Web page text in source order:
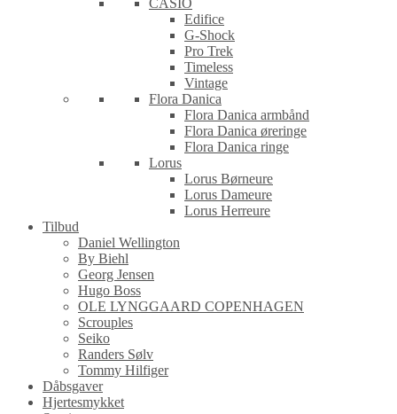
Edifice
G-Shock
Pro Trek
Timeless
Vintage
Flora Danica
Flora Danica armbånd
Flora Danica øreringe
Flora Danica ringe
Lorus
Lorus Børneure
Lorus Dameure
Lorus Herreure
Tilbud
Daniel Wellington
By Biehl
Georg Jensen
Hugo Boss
OLE LYNGGAARD COPENHAGEN
Scrouples
Seiko
Randers Sølv
Tommy Hilfiger
Dåbsgaver
Hjertesmykket